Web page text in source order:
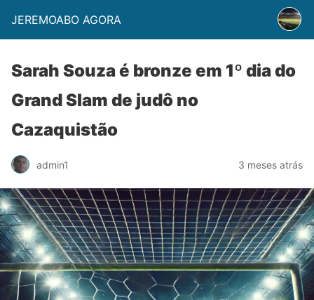
JEREMOABO AGORA
Sarah Souza é bronze em 1º dia do
Grand Slam de judô no
Cazaquistão
admin1 3 meses atrás